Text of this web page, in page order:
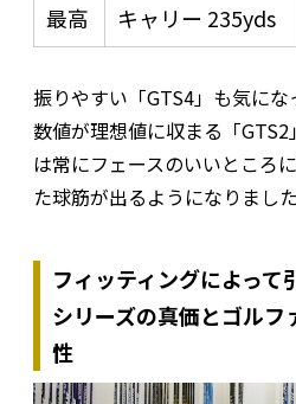
最高
キャリー 235yds
振りやすい「GTS4」も気に
数値が理想値に収まる「GTS2
は常にフェースのいいところ
た球筋が出るようになりまし
フィッティングによって
シリーズの真価とゴル
性